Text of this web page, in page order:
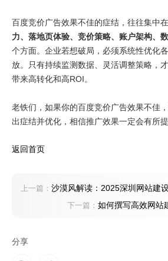
分享
百度竞价广告效果不佳的症结，往往集中在
力、落地页体验、竞价策略、账户架构、
个方面。企业若想破局，必须系统性优化
放。只有持续监测数据、灵活调整策略，
带来高转化和高ROI。
老铁们，如果你的百度竞价广告效果不佳
出症结并优化，相信推广效果一定会有所提
返回首页
上一篇： 沙漠风解读：2025深圳网站建
下一篇： 如何撰写高效网站